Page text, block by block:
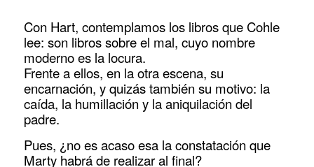
Con Hart, contemplamos los libros que Cohle
lee: son libros sobre el mal, cuyo nombre
moderno es la locura.
Frente a ellos, en la otra escena, su
encarnación, y quizás también su motivo: la
caída, la humillación y la aniquilación del
padre.
Pues, ¿no es acaso esa la constatación que
Marty habrá de realizar al final?